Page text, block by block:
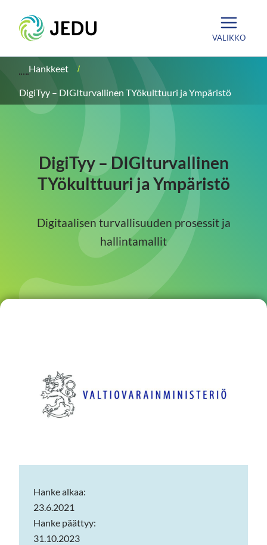
sisältöön
Etusivu
VALIKKO
Hankkeet
DigiTyy – DIGIturvallinen TYökulttuuri ja Ympäristö
DigiTyy – DIGIturvallinen
TYökulttuuri ja Ympäristö
Digitaalisen turvallisuuden prosessit ja
hallintamallit
Hanke alkaa:
23.6.2021
Hanke päättyy:
31.10.2023